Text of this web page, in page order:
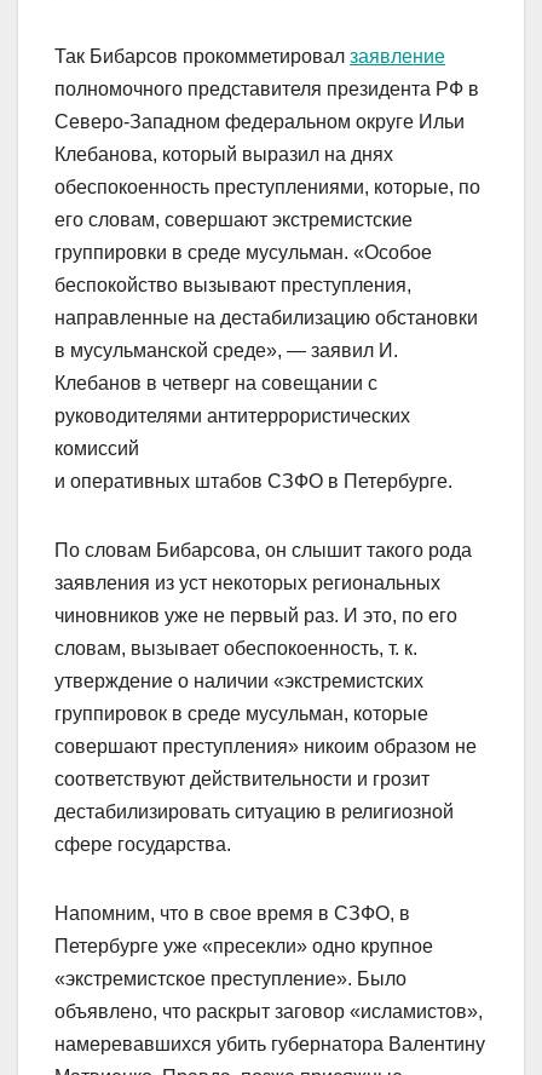
Так Бибарсов прокомметировал заявление
полномочного представителя президента РФ в
Северо-Западном федеральном округе Ильи
Клебанова, который выразил на днях
обеспокоенность преступлениями, которые, по
его словам, совершают экстремистские
группировки в среде мусульман. «Особое
беспокойство вызывают преступления,
направленные на дестабилизацию обстановки
в мусульманской среде», — заявил И.
Клебанов в четверг на совещании с
руководителями антитеррористических
комиссий
и оперативных штабов СЗФО в Петербурге.
По словам Бибарсова, он слышит такого рода
заявления из уст некоторых региональных
чиновников уже не первый раз. И это, по его
словам, вызывает обеспокоенность, т. к.
утверждение о наличии «экстремистских
группировок в среде мусульман, которые
совершают преступления» никоим образом не
соответствуют действительности и грозит
дестабилизировать ситуацию в религиозной
сфере государства.
Напомним, что в свое время в СЗФО, в
Петербурге уже «пресекли» одно крупное
«экстремистское преступление». Было
объявлено, что раскрыт заговор «исламистов»,
намеревавшихся убить губернатора Валентину